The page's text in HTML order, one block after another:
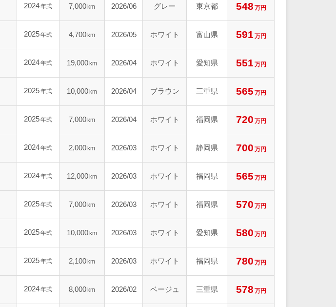
2024年式 7,000 km 2026/06 グレー 東京都 548 万円
2025年式 4,700 km 2026/05 ホワイト 富山県 591万円
2024年式 19,000 km 2026/04 ホワイト 愛知県 551万円
2025年式 10,000 km 2026/04 ブラウン 三重県 565 万円
2025年式 7,000 km 2026/04 ホワイト 福岡県 720 万円
2024年式 2,000 km 2026/03 ホワイト 静岡県 700 万円
2024年式 12,000 km 2026/03 ホワイト 福岡県 565 万円
2025年式 7,000 km 2026/03 ホワイト 福岡県 570 万円
2025年式 10,000 km 2026/03 ホワイト 愛知県 580 万円
2025年式 2,100 km 2026/03 ホワイト 福岡県 780 万円
2024年式 8,000 km 2026/02 ベージュ 三重県 578 万円